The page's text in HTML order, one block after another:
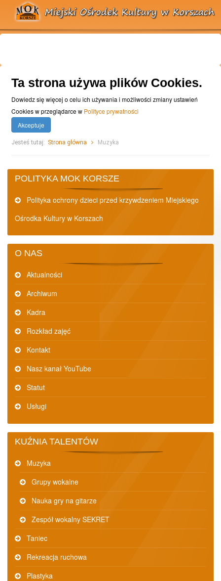
Ta strona używa plików Cookies.
Dowiedz się więcej o celu ich używania i możliwości zmiany ustawień
Cookies w przeglądarce w Polityce prywatności
Akceptuje
Jesteś tutaj: Strona główna Muzyka
POLITYKA MOK KORSZE
Polityka ochrony dzieci przed krzywdzeniem Miejskiego
Ośrodka Kultury w Korszach
O NAS
Aktualności
Archiwum
Kadra
Rozkład zajęć
Kontakt
Nasz kanał YouTube
Statut
Usługi
KUŹNIA TALENTÓW
Muzyka
Grupy wokalne
Nauka gry na gitarze
Zespół wokalny SEKRET
Taniec
Rekreacja ruchowa
Plastyka